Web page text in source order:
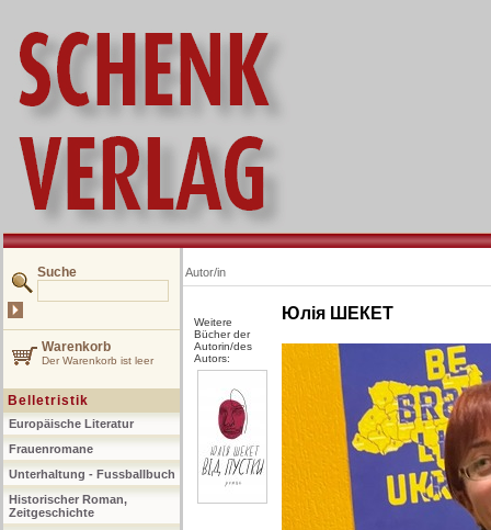
Suche
Warenkorb
Der Warenkorb ist leer
Belletristik
Europäische Literatur
Frauenromane
Unterhaltung - Fussballbuch
Historischer Roman,
Zeitgeschichte
Autor/in
Weitere
Bücher der
Autorin/des
Autors:
Юлія ШЕКЕТ